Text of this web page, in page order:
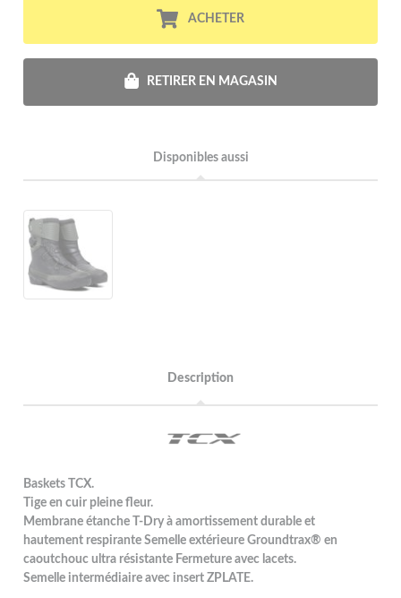
ACHETER
RETIRER EN MAGASIN
Disponibles aussi
Description
Baskets TCX.
Tige en cuir pleine fleur.
Membrane étanche T-Dry à amortissement durable et
hautement respirante Semelle extérieure Groundtrax® en
caoutchouc ultra résistante Fermeture avec lacets.
Semelle intermédiaire avec insert ZPLATE.